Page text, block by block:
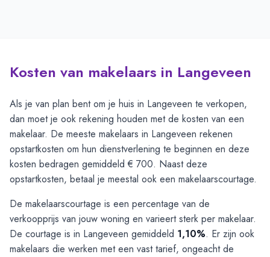
Kosten van makelaars in Langeveen
Als je van plan bent om je huis in Langeveen te verkopen,
dan moet je ook rekening houden met de kosten van een
makelaar. De meeste makelaars in Langeveen rekenen
opstartkosten om hun dienstverlening te beginnen en deze
kosten bedragen gemiddeld € 700. Naast deze
opstartkosten, betaal je meestal ook een makelaarscourtage.
De makelaarscourtage is een percentage van de
verkoopprijs van jouw woning en varieert sterk per makelaar.
De courtage is in Langeveen gemiddeld 1,10%. Er zijn ook
makelaars die werken met een vast tarief, ongeacht de